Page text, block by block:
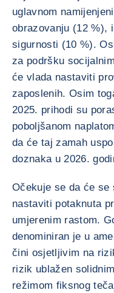
uglavnom
obrazovanju (12 %),
sigurnosti (10 %).
za podršku
će vlada nastaviti
zaposlenih. Osim
2025. prihodi su
poboljšanom
da će taj zamah
doznaka u 2026.
Očekuje se da će se
nastaviti potaknuta
umjerenim rastom.
denominiran je u
čini osjetljivim na
rizik ublažen
režimom fiksnog